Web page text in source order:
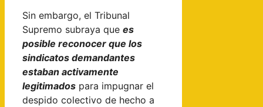
Sin embargo, el Tribunal
Supremo subraya que es
posible reconocer que los
sindicatos demandantes
estaban activamente
legitimados para impugnar el
despido colectivo de hecho a